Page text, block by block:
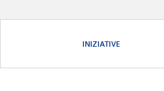
INIZIATIVE